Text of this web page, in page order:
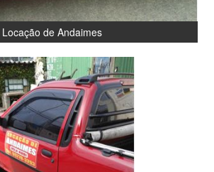
Locação de Andaimes